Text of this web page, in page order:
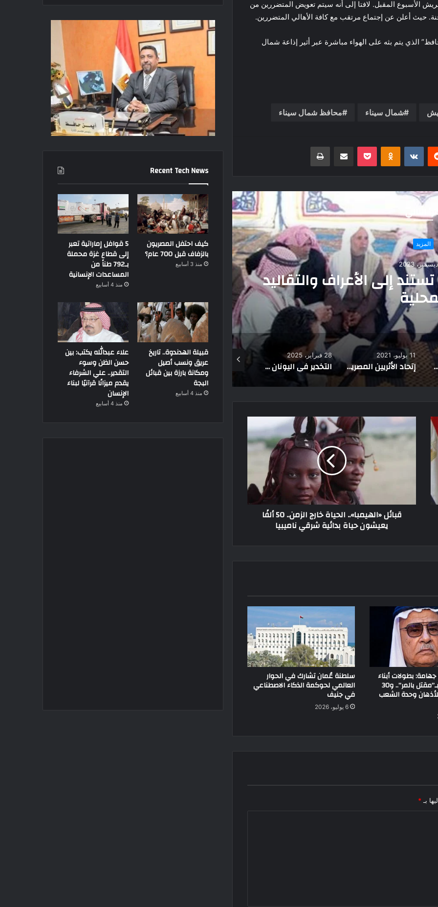
الأسبوع المقبل. لافتا إلى أنه سيتم تعويض المتضررين من
حيث أعلن عن إجتماع مرتقب مع كافة الأهالي المتضررين.
الذي يتم بثه على الهواء مباشرة عبر أثير إذاعة شمال
شمال سيناء محافظ شمال سيناء
Odnoklassniki
بوكيت مشاركة عبر البريد طباعة
التالي
المزيد
30 يناير، 2025
عبد العاطي فكري”بطل في
البحرية المصرية
إتحاد الأثريين
وتكريمهم
إتحاد الأثريين المصريين ولمسة وفاء للراحلين وتكريمهم بحضور أسرهم
28 فبراير، 2025
التخدير في اليونان القديمة.. أسرار الإلياذة ووصايا أبقراط في تسكين الألم
17 أكتوبر، 2022
مبادرة عودة شجرة الزيتون إلى ديارها.. مبادرة يطلقها أهالي سيناء
30 ديسمبر، 2023
القضاء العرفي: أحكامه تستند إلى الأعراف والتقاليد المحلية
30 يناير، 2025
“عميد بحري محمود عبد العاطي فكري”بطل في الظل سطّر أمجاد البحرية المصرية
11 يوليو، 2021
قبائل «الهيمبا».. الحياة خارج الزمن.. 50 ألفًا
يعيشون حياة بدائية شرقي ناميبيا
جهامة: بطولات أبناء
سيناء لم تبدأ بـ”مقتل بالمر”.. و30
وحدة الشعب
سلطنة عُمان تشارك في الحوار
العالمي لحوكمة الذكاء الاصطناعي
في جنيف
6 يوليو، 2026
بـ *
Recent Tech News
كيف احتفل المصريون
بالزفاف قبل 700 عام؟
منذ 3 أسابيع
5 قوافل إماراتية تعبر
إلى قطاع غزة محملة
بـ792 طناً من
المساعدات الإنسانية
منذ 4 أسابيع
قبيلة الهدندوة.. تاريخ
عريق ونسب أصيل
ومكانة بارزة بين قبائل
البجة
منذ 4 أسابيع
علاء عبدالله يكتب: بين
حسن الظن وسوء
التقدير.. علي الشرفاء
يقدم ميزانًا قرآنيًا لبناء
الإنسان
منذ 4 أسابيع